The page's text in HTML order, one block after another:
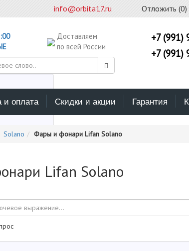
info@orbita17.ru Отложить (0)
Доставляем
по всей России
поиска
+7 (991)
+7 (991)
и оплата Скидки и акции Гарантия
Solano Фары и фонари Lifan Solano
Lifan Solano